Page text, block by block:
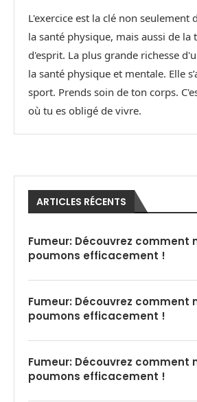
L'exercice est la clé non seulement
la santé physique, mais aussi de
d'esprit. La plus grande richesse
la santé physique et mentale. Elle
sport. Prends soin de ton corps.
où tu es obligé de vivre.
ARTICLES RÉCENTS
Fumeur: Découvrez comment
poumons efficacement !
Fumeur: Découvrez comment
poumons efficacement !
Fumeur: Découvrez comment
poumons efficacement !